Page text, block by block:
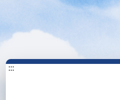
:::